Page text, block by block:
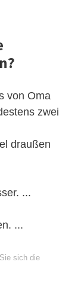
von Oma
zwei
draußen
...
...
sich die